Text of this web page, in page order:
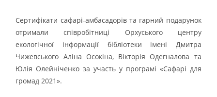
Сертифікати сафарі-амбасадорів та гарний подарунок
отримали співробітниці Орхуського центру
екологічної інформації бібліотеки імені Дмитра
Чижевського Аліна Осокіна, Вікторія Одегналова та
Юлія Олейніченко за участь у програмі «Сафарі для
громад 2021».